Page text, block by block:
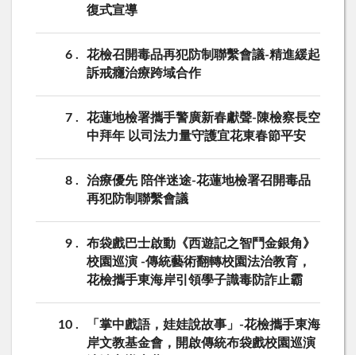
復式宣導
6
花檢召開毒品再犯防制聯繫會議-精進緩起
訴戒癮治療跨域合作
7
花蓮地檢署攜手警廣新春獻聲-陳檢察長空
中拜年 以司法力量守護宜花東春節平安
8
治療優先 陪伴迷途-花蓮地檢署召開毒品
再犯防制聯繫會議
9
布袋戲巴士啟動《西遊記之智鬥金銀角》
校園巡演 -傳統藝術翻轉校園法治教育，
花檢攜手東海岸引領學子識毒防詐止霸
10
「掌中戲語，娃娃說故事」-花檢攜手東海
岸文教基金會，開啟傳統布袋戲校園巡演